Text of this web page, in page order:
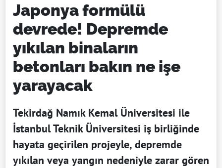
Japonya formülü
devrede! Depremde
yıkılan binaların
betonları bakın ne işe
yarayacak
Tekirdağ Namık Kemal Üniversitesi ile
İstanbul Teknik Üniversitesi iş birliğinde
hayata geçirilen projeyle, depremde
yıkılan veya yangın nedeniyle zarar gören